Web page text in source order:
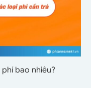
bao nhiêu?